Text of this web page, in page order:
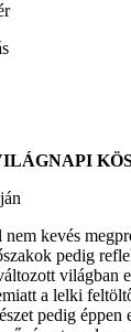
kevés
pedig
világban
a lelki
pedig éppen